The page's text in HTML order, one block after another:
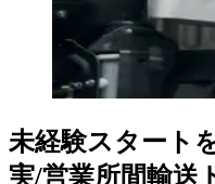
未経験スタート
実/営業所間輸送